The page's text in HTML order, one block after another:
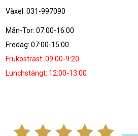
Växel: 031-997090
Mån-Tor: 07:00-16:00
Fredag: 07:00-15:00
Frukostrast: 09:00-9:20
Lunchstängt: 12:00-13:00